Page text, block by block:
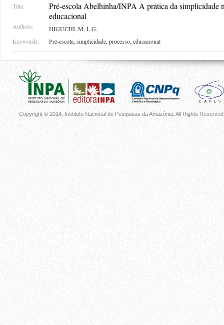
Title:
Pré-escola Abelhinha/INPA A prática da simplicidade
educacional
Authors:
HIGUCHI. M. I. G.
Keywords:
Pré-escola, simplicidade, processo, educacional
Copyright © 2014, Instituto Nacional de Pesquisas da Amazônia, All Rights Reserved